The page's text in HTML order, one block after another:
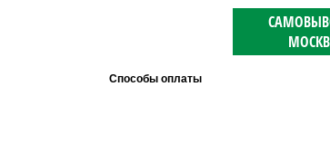
Способы оплаты